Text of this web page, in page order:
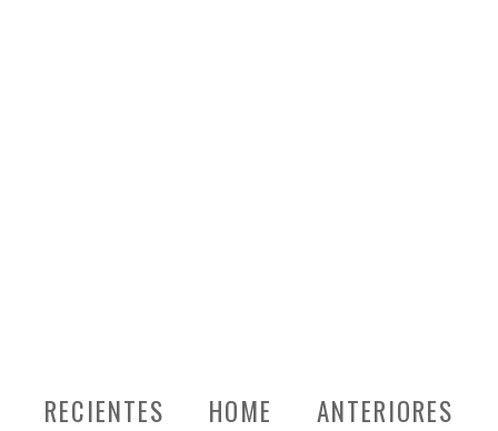
RECIENTES ANTERIORES
HOME